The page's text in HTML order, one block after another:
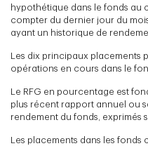
hypothétique dans le fonds au
compter du dernier jour du
ayant un historique de
Les dix principaux
opérations en cours dans le
Le RFG en pourcentage est
plus récent rapport annuel ou
rendement du fonds, exprimés
Les placements dans les